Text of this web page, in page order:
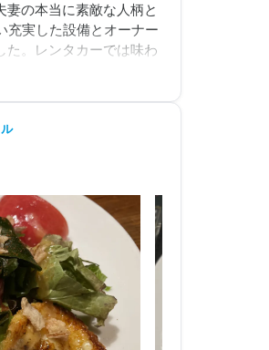
の本当に素敵な人柄と
充実した設備とオーナー
た。レンタカーでは味わ
様・・・このかけがえ